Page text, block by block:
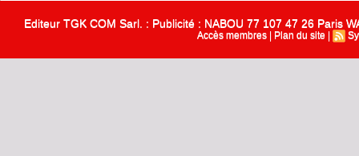
Editeur TGK COM Sarl. : Publicité : NABOU 77 107 47 26 Paris
Accès membres Plan du site